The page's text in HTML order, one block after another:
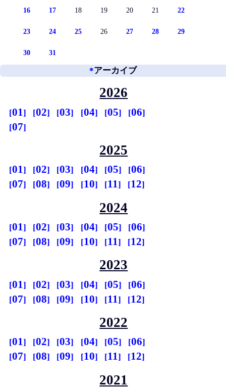
16 17 18 19 20 21 22
23 24 25 26 27 28 29
30 31
*アーカイブ
2026
01 02 03 04 05
06
07
2025
01 02 03 04 05
06
07
08 09 10 11 12
2024
01 02 03 04 05
06
07
08 09 10 11 12
2023
01 02 03 04 05
06
07
08 09 10 11 12
2022
01 02 03 04 05
06
07
08 09 10 11 12
2021